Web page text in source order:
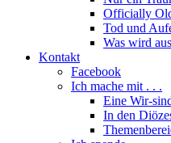
Officially
Tod und
Was wird
Kontakt
Facebook
Ich mache mit . . .
Eine Wir-
In den